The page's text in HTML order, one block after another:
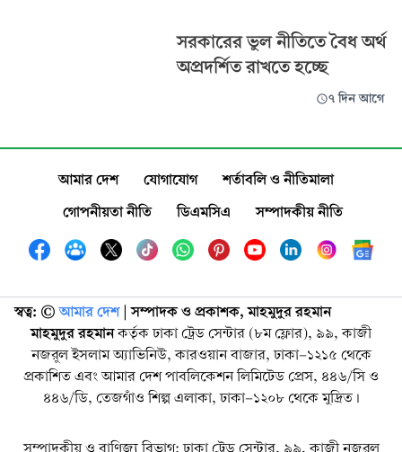
সরকারের ভুল নীতিতে বৈধ অর্থ
অপ্রদর্শিত রাখতে হচ্ছে
৭ দিন আগে
আমার দেশ যোগাযোগ
শর্তাবলি ও নীতিমালা
গোপনীয়তা নীতি
ডিএমসিএ সম্পাদকীয় নীতি
স্বত্ব: ©️ আমার দেশ| সম্পাদক ও প্রকাশক, মাহমুদুর রহমান
মাহমুদুর রহমানকর্তৃক ঢাকা ট্রেড সেন্টার (৮ম ফ্লোর), ৯৯, কাজী
নজরুল ইসলাম অ্যাভিনিউ, কারওয়ান বাজার, ঢাকা-১২১৫ থেকে
প্রকাশিত এবং আমার দেশ পাবলিকেশন লিমিটেড প্রেস, ৪৪৬/সি ও
৪৪৬/ডি, তেজগাঁও শিল্প এলাকা, ঢাকা-১২০৮ থেকে মুদ্রিত।
সম্পাদকীয় ও বাণিজ্য বিভাগ: ঢাকা ট্রেড সেন্টার, ৯৯, কাজী নজরুল